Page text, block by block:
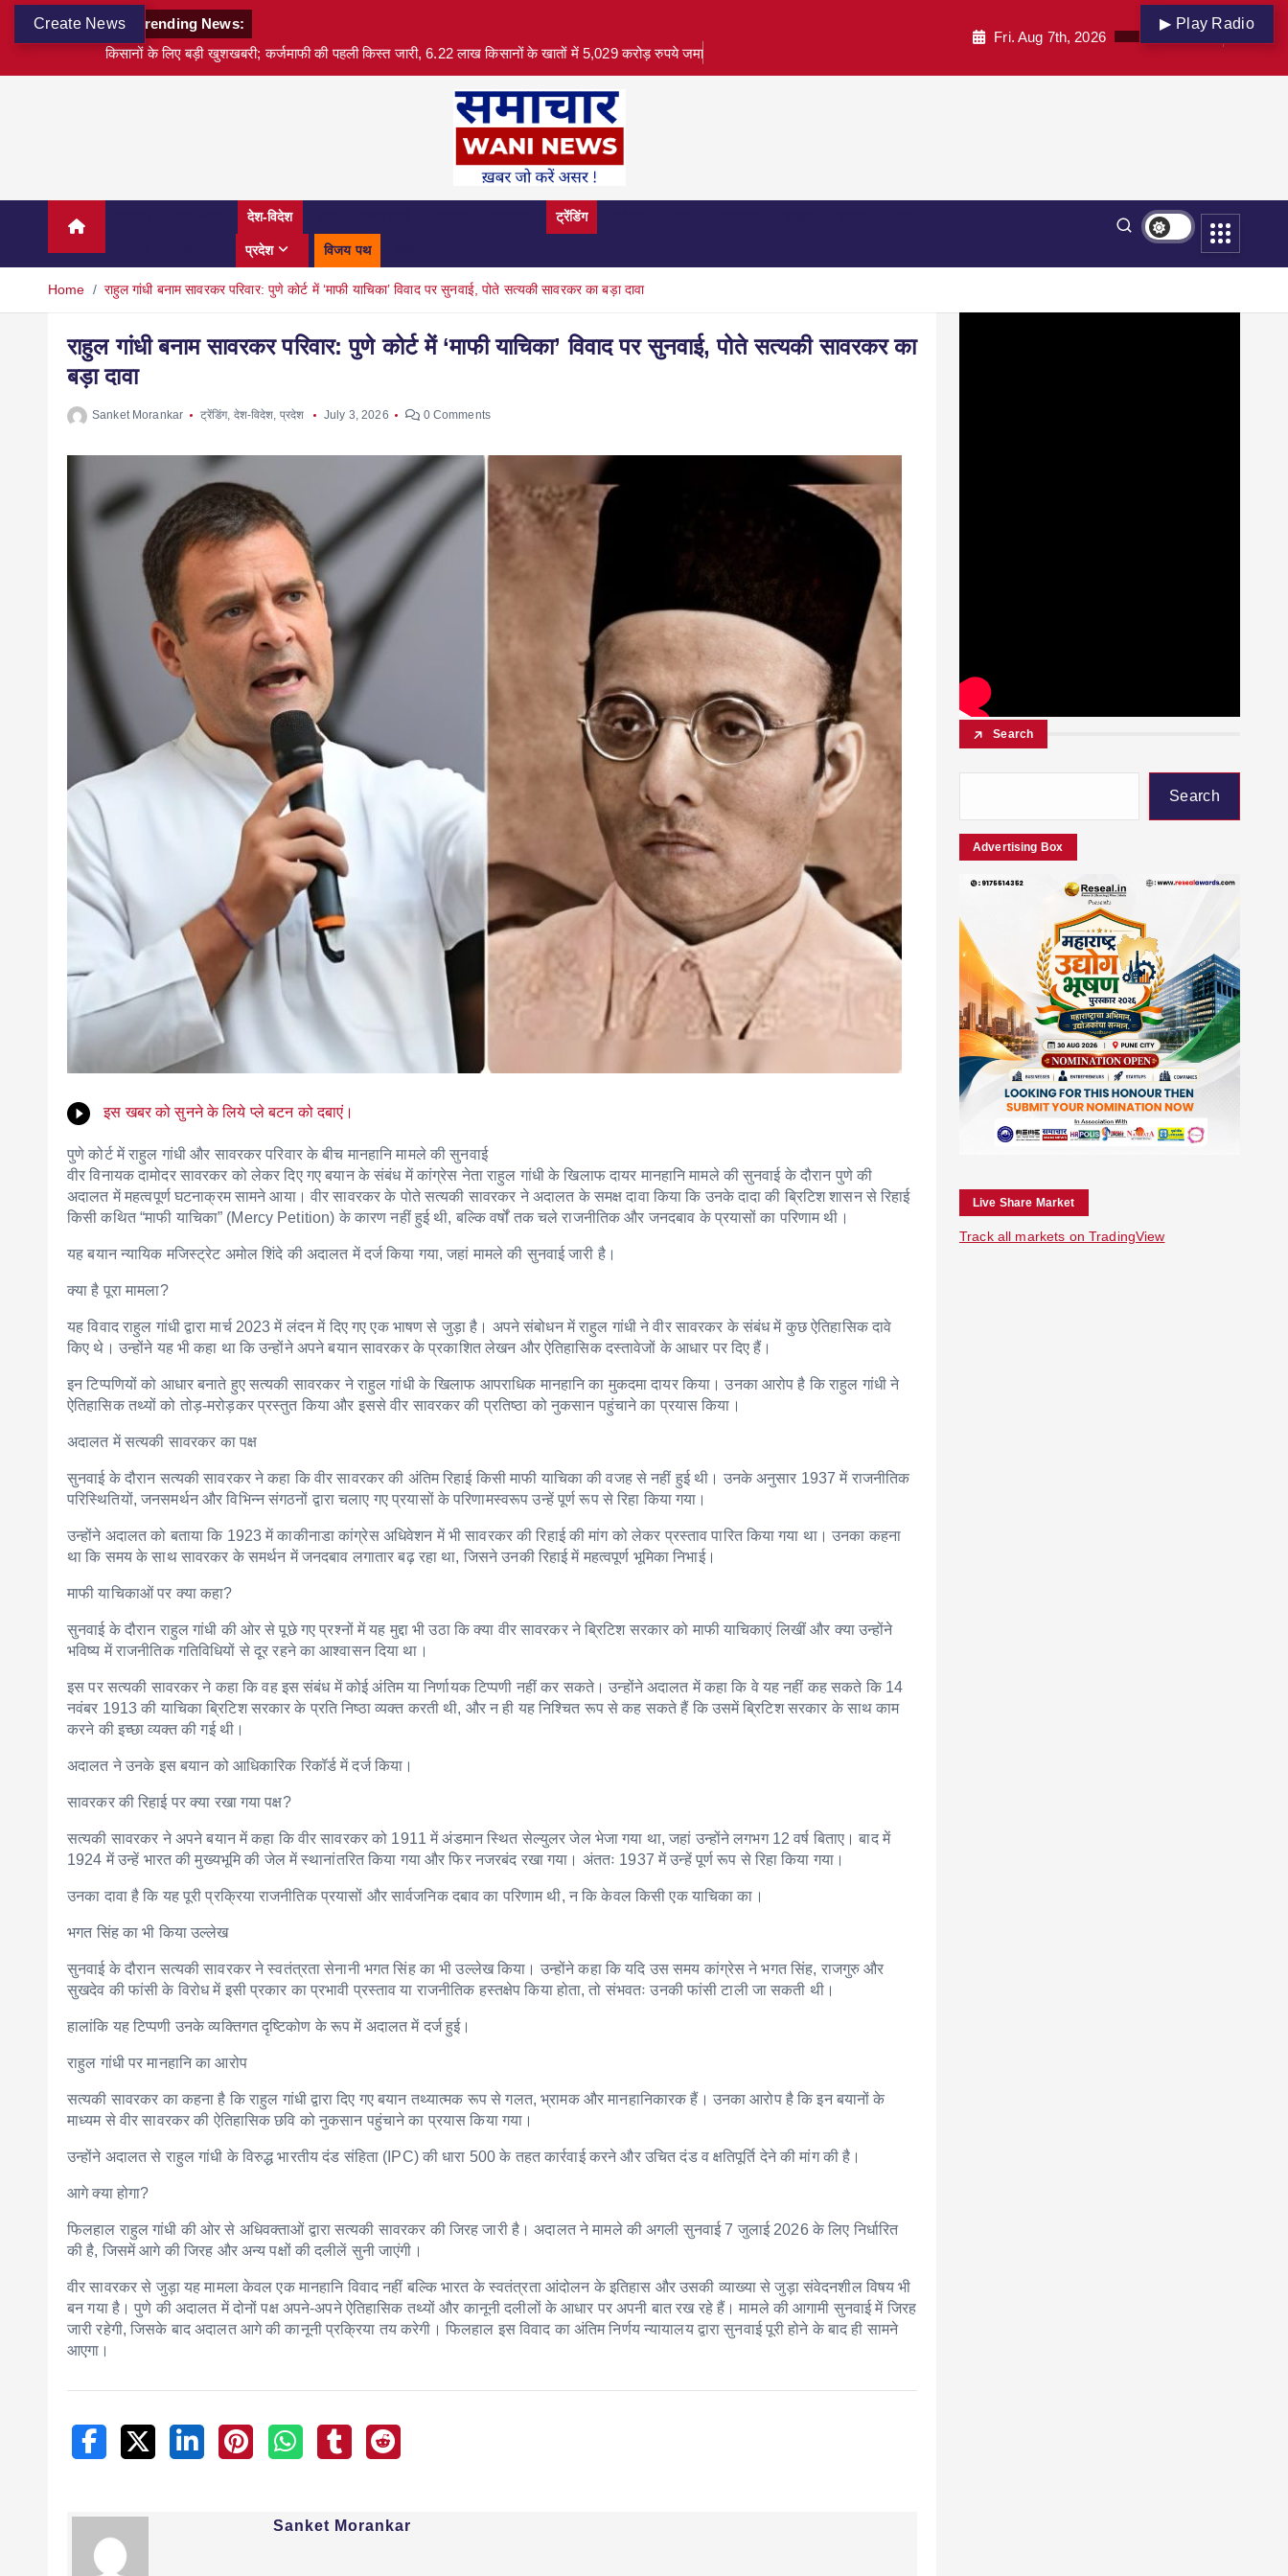
Create News ▶ Play Radio
Trending News:
किसानों के लिए बड़ी खुशखबरी; कर्जमाफी की पहली किस्त जारी, 6.22 लाख किसानों के खातों में 5,029 करोड़ रुपये जमा
Fri. Aug 7th, 2026
देश-विदेश ट्रेंडिंग
प्रदेश विजय पथ
Home राहुल गांधी बनाम सावरकर परिवार: पुणे कोर्ट में ‘माफी याचिका’ विवाद पर सुनवाई, पोते सत्यकी सावरकर का बड़ा दावा
राहुल गांधी बनाम सावरकर परिवार: पुणे कोर्ट में ‘माफी याचिका’ विवाद पर सुनवाई, पोते सत्यकी सावरकर का
बड़ा दावा
Sanket Morankar ट्रेंडिंग, देश-विदेश, प्रदेश July 3, 2026 0 Comments
इस खबर को सुनने के लिये प्ले बटन को दबाएं।
पुणे कोर्ट में राहुल गांधी और सावरकर परिवार के बीच मानहानि मामले की सुनवाई
वीर विनायक दामोदर सावरकर को लेकर दिए गए बयान के संबंध में कांग्रेस नेता राहुल गांधी के खिलाफ दायर मानहानि मामले की सुनवाई के दौरान पुणे की
अदालत में महत्वपूर्ण घटनाक्रम सामने आया। वीर सावरकर के पोते सत्यकी सावरकर ने अदालत के समक्ष दावा किया कि उनके दादा की ब्रिटिश शासन से रिहाई
किसी कथित “माफी याचिका” (Mercy Petition) के कारण नहीं हुई थी, बल्कि वर्षों तक चले राजनीतिक और जनदबाव के प्रयासों का परिणाम थी।
यह बयान न्यायिक मजिस्ट्रेट अमोल शिंदे की अदालत में दर्ज किया गया, जहां मामले की सुनवाई जारी है।
क्या है पूरा मामला?
यह विवाद राहुल गांधी द्वारा मार्च 2023 में लंदन में दिए गए एक भाषण से जुड़ा है। अपने संबोधन में राहुल गांधी ने वीर सावरकर के संबंध में कुछ ऐतिहासिक दावे
किए थे। उन्होंने यह भी कहा था कि उन्होंने अपने बयान सावरकर के प्रकाशित लेखन और ऐतिहासिक दस्तावेजों के आधार पर दिए हैं।
इन टिप्पणियों को आधार बनाते हुए सत्यकी सावरकर ने राहुल गांधी के खिलाफ आपराधिक मानहानि का मुकदमा दायर किया। उनका आरोप है कि राहुल गांधी ने
ऐतिहासिक तथ्यों को तोड़-मरोड़कर प्रस्तुत किया और इससे वीर सावरकर की प्रतिष्ठा को नुकसान पहुंचाने का प्रयास किया।
अदालत में सत्यकी सावरकर का पक्ष
सुनवाई के दौरान सत्यकी सावरकर ने कहा कि वीर सावरकर की अंतिम रिहाई किसी माफी याचिका की वजह से नहीं हुई थी। उनके अनुसार 1937 में राजनीतिक
परिस्थितियों, जनसमर्थन और विभिन्न संगठनों द्वारा चलाए गए प्रयासों के परिणामस्वरूप उन्हें पूर्ण रूप से रिहा किया गया।
उन्होंने अदालत को बताया कि 1923 में काकीनाडा कांग्रेस अधिवेशन में भी सावरकर की रिहाई की मांग को लेकर प्रस्ताव पारित किया गया था। उनका कहना
था कि समय के साथ सावरकर के समर्थन में जनदबाव लगातार बढ़ रहा था, जिसने उनकी रिहाई में महत्वपूर्ण भूमिका निभाई।
माफी याचिकाओं पर क्या कहा?
सुनवाई के दौरान राहुल गांधी की ओर से पूछे गए प्रश्नों में यह मुद्दा भी उठा कि क्या वीर सावरकर ने ब्रिटिश सरकार को माफी याचिकाएं लिखीं और क्या उन्होंने
भविष्य में राजनीतिक गतिविधियों से दूर रहने का आश्वासन दिया था।
इस पर सत्यकी सावरकर ने कहा कि वह इस संबंध में कोई अंतिम या निर्णायक टिप्पणी नहीं कर सकते। उन्होंने अदालत में कहा कि वे यह नहीं कह सकते कि 14
नवंबर 1913 की याचिका ब्रिटिश सरकार के प्रति निष्ठा व्यक्त करती थी, और न ही यह निश्चित रूप से कह सकते हैं कि उसमें ब्रिटिश सरकार के साथ काम
करने की इच्छा व्यक्त की गई थी।
अदालत ने उनके इस बयान को आधिकारिक रिकॉर्ड में दर्ज किया।
सावरकर की रिहाई पर क्या रखा गया पक्ष?
सत्यकी सावरकर ने अपने बयान में कहा कि वीर सावरकर को 1911 में अंडमान स्थित सेल्युलर जेल भेजा गया था, जहां उन्होंने लगभग 12 वर्ष बिताए। बाद में
1924 में उन्हें भारत की मुख्यभूमि की जेल में स्थानांतरित किया गया और फिर नजरबंद रखा गया। अंततः 1937 में उन्हें पूर्ण रूप से रिहा किया गया।
उनका दावा है कि यह पूरी प्रक्रिया राजनीतिक प्रयासों और सार्वजनिक दबाव का परिणाम थी, न कि केवल किसी एक याचिका का।
भगत सिंह का भी किया उल्लेख
सुनवाई के दौरान सत्यकी सावरकर ने स्वतंत्रता सेनानी भगत सिंह का भी उल्लेख किया। उन्होंने कहा कि यदि उस समय कांग्रेस ने भगत सिंह, राजगुरु और
सुखदेव की फांसी के विरोध में इसी प्रकार का प्रभावी प्रस्ताव या राजनीतिक हस्तक्षेप किया होता, तो संभवतः उनकी फांसी टाली जा सकती थी।
हालांकि यह टिप्पणी उनके व्यक्तिगत दृष्टिकोण के रूप में अदालत में दर्ज हुई।
राहुल गांधी पर मानहानि का आरोप
सत्यकी सावरकर का कहना है कि राहुल गांधी द्वारा दिए गए बयान तथ्यात्मक रूप से गलत, भ्रामक और मानहानिकारक हैं। उनका आरोप है कि इन बयानों के
माध्यम से वीर सावरकर की ऐतिहासिक छवि को नुकसान पहुंचाने का प्रयास किया गया।
उन्होंने अदालत से राहुल गांधी के विरुद्ध भारतीय दंड संहिता (IPC) की धारा 500 के तहत कार्रवाई करने और उचित दंड व क्षतिपूर्ति देने की मांग की है।
आगे क्या होगा?
फिलहाल राहुल गांधी की ओर से अधिवक्ताओं द्वारा सत्यकी सावरकर की जिरह जारी है। अदालत ने मामले की अगली सुनवाई 7 जुलाई 2026 के लिए निर्धारित
की है, जिसमें आगे की जिरह और अन्य पक्षों की दलीलें सुनी जाएंगी।
वीर सावरकर से जुड़ा यह मामला केवल एक मानहानि विवाद नहीं बल्कि भारत के स्वतंत्रता आंदोलन के इतिहास और उसकी व्याख्या से जुड़ा संवेदनशील विषय भी
बन गया है। पुणे की अदालत में दोनों पक्ष अपने-अपने ऐतिहासिक तथ्यों और कानूनी दलीलों के आधार पर अपनी बात रख रहे हैं। मामले की आगामी सुनवाई में जिरह
जारी रहेगी, जिसके बाद अदालत आगे की कानूनी प्रक्रिया तय करेगी। फिलहाल इस विवाद का अंतिम निर्णय न्यायालय द्वारा सुनवाई पूरी होने के बाद ही सामने
आएगा।
Sanket Morankar
Search
Search
Advertising Box
Live Share Market
Track all markets on TradingView